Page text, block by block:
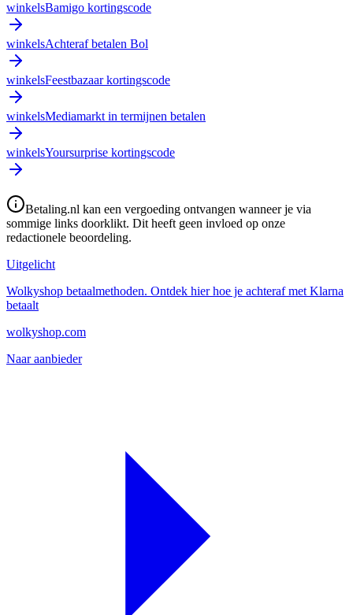
winkelsBamigo kortingscode
winkelsAchteraf betalen Bol
winkelsFeestbazaar kortingscode
winkelsMediamarkt in termijnen betalen
winkelsYoursurprise kortingscode
Betaling.nl kan een vergoeding ontvangen wanneer je via
sommige links doorklikt. Dit heeft geen invloed op onze
redactionele beoordeling.
Uitgelicht
Wolkyshop betaalmethoden. Ontdek hier hoe je achteraf met Klarna
betaalt
wolkyshop.com
Naar aanbieder